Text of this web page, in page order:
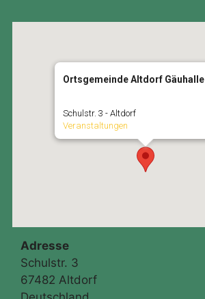
Ortsgemeinde Altdorf Gäuhalle
Schulstr. 3 - Altdorf
Veranstaltungen
Adresse
Schulstr. 3
67482 Altdorf